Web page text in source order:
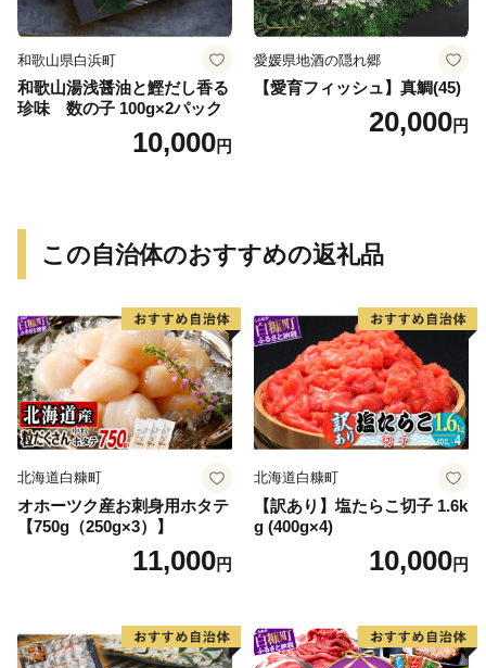
和歌山県白浜町
和歌山湯浅醤油と鰹だし香る
珍味 数の子 100g×2パック
10,000円
愛媛県地酒の隠れ郷
【愛育フィッシュ】真鯛(45)
20,000円
この自治体のおすすめの返礼品
北海道白糠町
オホーツク産お刺身用ホタテ
【750g（250g×3）】
11,000円
北海道白糠町
【訳あり】塩たらこ切子 1.6k
g (400g×4)
10,000円